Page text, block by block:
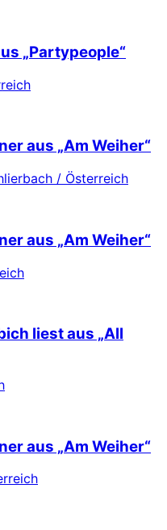
„Partypeople“
aus „Am Weiher“
/ Österreich
aus „Am Weiher“
liest aus „All
aus „Am Weiher“